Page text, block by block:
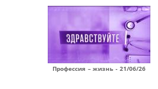
Профессия – жизнь - 21/06/26